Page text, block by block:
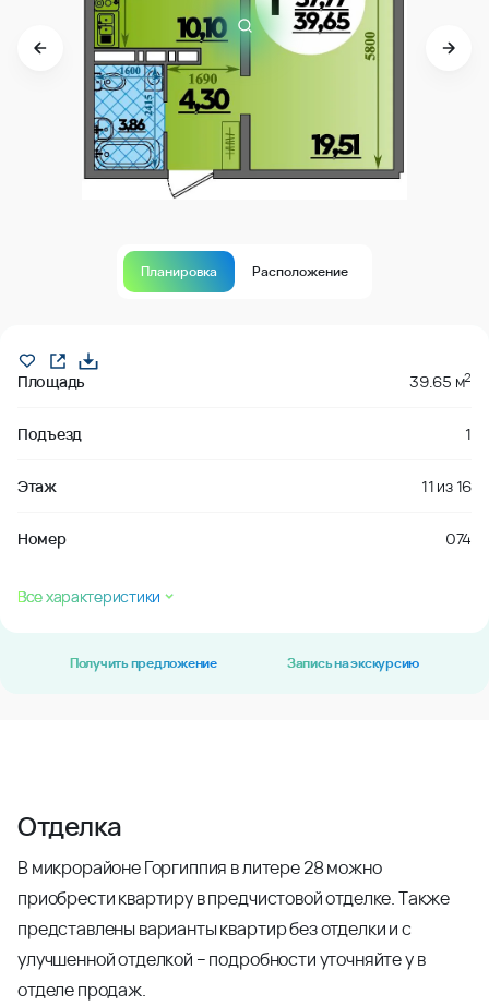
Планировка Расположение
Площадь 39.65 м2
Подъезд 1
Этаж 11 из16
Номер 074
Все характеристики
Получить предложение Запись на экскурсию
Отделка
В микрорайоне Горгиппия в литере 28 можно
приобрести квартиру в предчистовой отделке. Также
представлены варианты квартир без отделки и с
улучшенной отделкой – подробности уточняйте у в
отделе продаж.